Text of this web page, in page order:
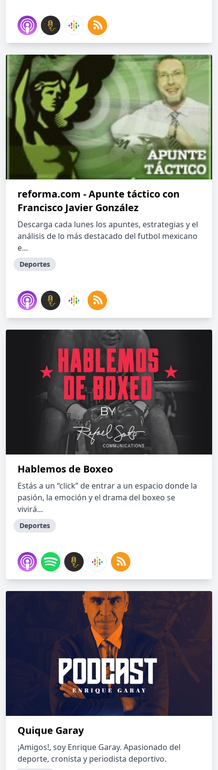
reforma.com - Apunte táctico con
Francisco Javier González
Descarga cada lunes los apuntes, estrategias y el
análisis de lo más destacado del futbol mexicano
e...
Deportes
Hablemos de Boxeo
Estás a un “click” de entrar a un espacio donde la
pasión, la emoción y el drama del boxeo se
vivirá...
Deportes
Quique Garay
¡Amigos!, soy Enrique Garay. Apasionado del
deporte, cronista y periodista deportivo.